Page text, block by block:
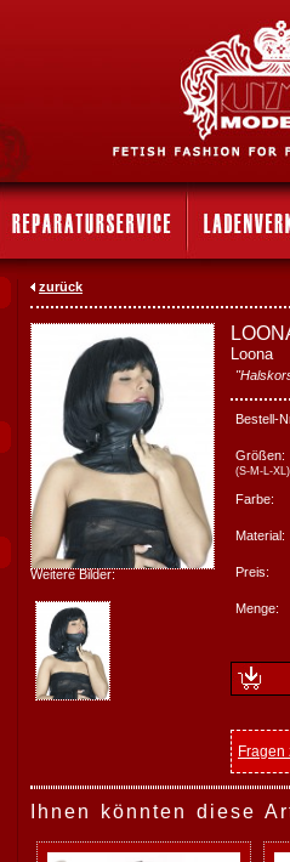
zurück
Weitere Bilder:
Loona
Bestell-
Größen:
(S-M-L-XL)
Farbe:
Material:
Preis:
Menge:
Fragen
Ihnen könnten diese